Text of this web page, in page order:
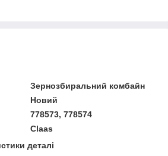
Зернозбиральний комбайн
Новий
778573, 778574
Claas
деталі